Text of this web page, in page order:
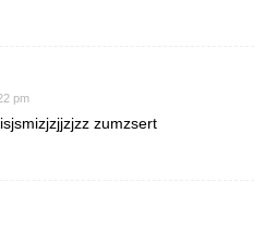
pm
zumzsert